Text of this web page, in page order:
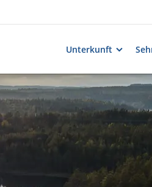
Unterkunft